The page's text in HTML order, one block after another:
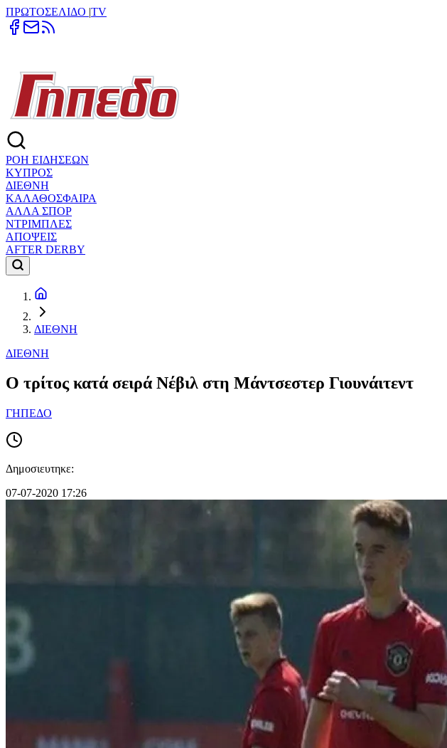
ΠΡΩΤΟΣΕΛΙΔΟ |TV
ΡΟΗ ΕΙΔΗΣΕΩΝ
ΚΥΠΡΟΣ
ΔΙΕΘΝΗ
ΚΑΛΑΘΟΣΦΑΙΡΑ
ΑΛΛΑ ΣΠΟΡ
ΝΤΡΙΜΠΛΕΣ
ΑΠΟΨΕΙΣ
AFTER DERBY
ΔΙΕΘΝΗ
ΔΙΕΘΝΗ
O τρίτος κατά σειρά Νέβιλ στη Μάντσεστερ Γιουνάιτεντ
ΓΗΠΕΔΟ
Δημοσιευτηκε:
07-07-2020 17:26